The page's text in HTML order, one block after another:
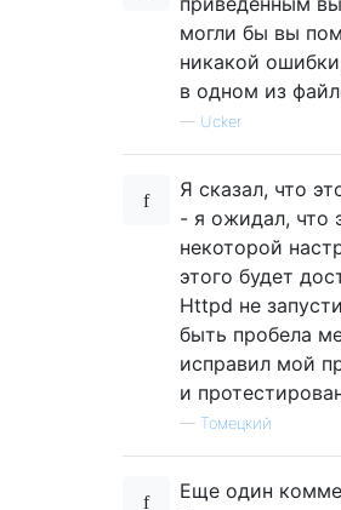
могли бы вы
никакой
в одном из
— Ucker
Я сказал, что
- я ожидал, что
некоторой
этого будет
Httpd не
быть пробела
исправил мой
и
— Томецкий
Еще один